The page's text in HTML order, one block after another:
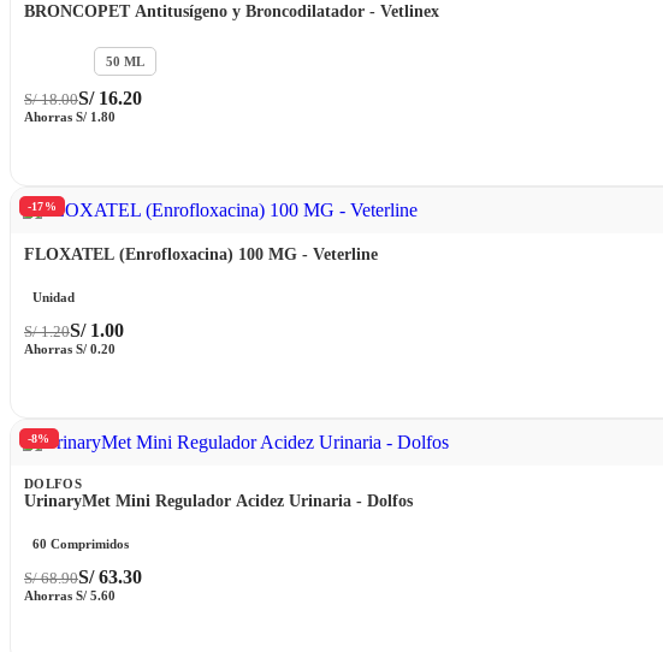
BRONCOPET Antitusígeno y Broncodilatador - Vetlinex
50 ML
S/18.00S/16.20
Ahorras S/ 1.80
-17%
FLOXATEL (Enrofloxacina) 100 MG - Veterline
Unidad
S/1.20S/1.00
Ahorras S/ 0.20
-8%
DOLFOS
UrinaryMet Mini Regulador Acidez Urinaria - Dolfos
60 Comprimidos
S/68.90S/63.30
Ahorras S/ 5.60